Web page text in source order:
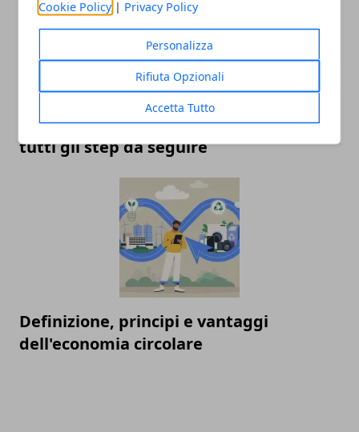
Cookie Policy | Privacy Policy
Personalizza
Rifiuta Opzionali
Accetta Tutto
Aprire un e-commerce da zero: ecco
tutti gli step da seguire
Definizione, principi e vantaggi
dell'economia circolare